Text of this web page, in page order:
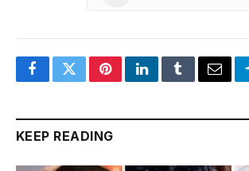
FacebookTwitterPinterestLinkedInTumblrEmail
KEEP READING